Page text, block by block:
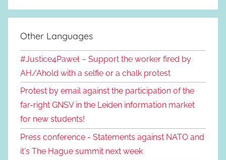
Other Languages
#Justice4Paweł – Support the worker fired by
AH/Ahold with a selfie or a chalk protest
Protest by email against the participation of the
far-right GNSV in the Leiden information market
for new students!
Press conference - Statements against NATO and
it's The Hague summit next week